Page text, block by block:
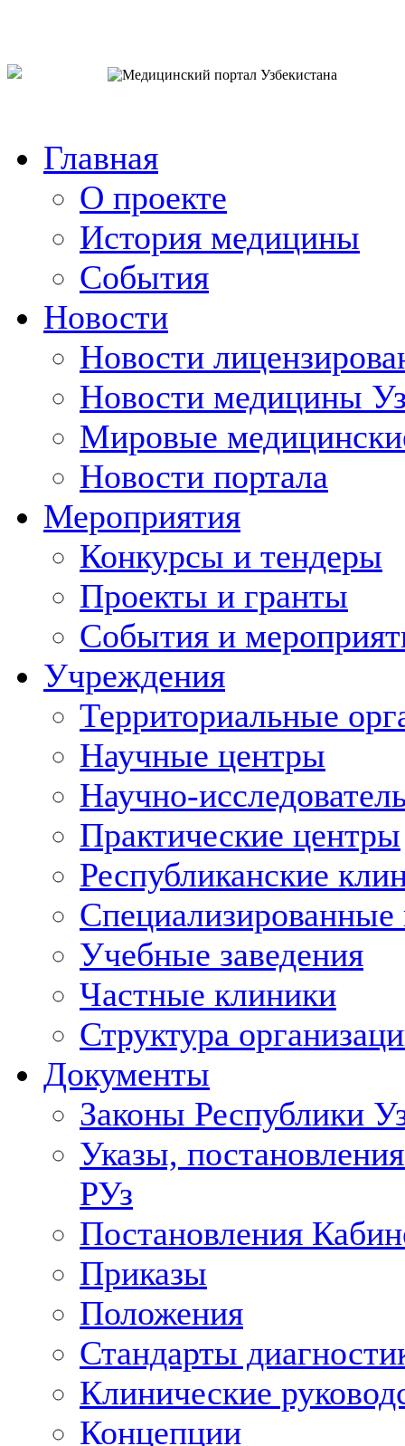
Главная
О проекте
История медицины
События
Новости
Новости
Новости медицины
Мировые
Новости портала
Мероприятия
Конкурсы и тендеры
Проекты и гранты
События и
Учреждения
Территориальные
Научные центры
Научно-
Практические центры
Республиканские
Учебные заведения
Частные клиники
Структура
Документы
Законы Республики
Указы,
РУз
Постановления
Приказы
Положения
Стандарты
Клинические
Концепции